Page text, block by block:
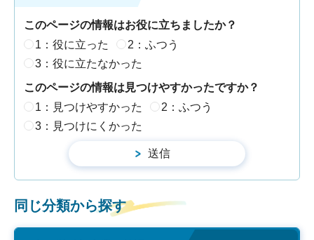
このページの情報はお役に立ちましたか？
1：役に立った
2：ふつう
3：役に立たなかった
このページの情報は見つけやすかったですか？
1：見つけやすかった
2：ふつう
3：見つけにくかった
同じ分類から探す